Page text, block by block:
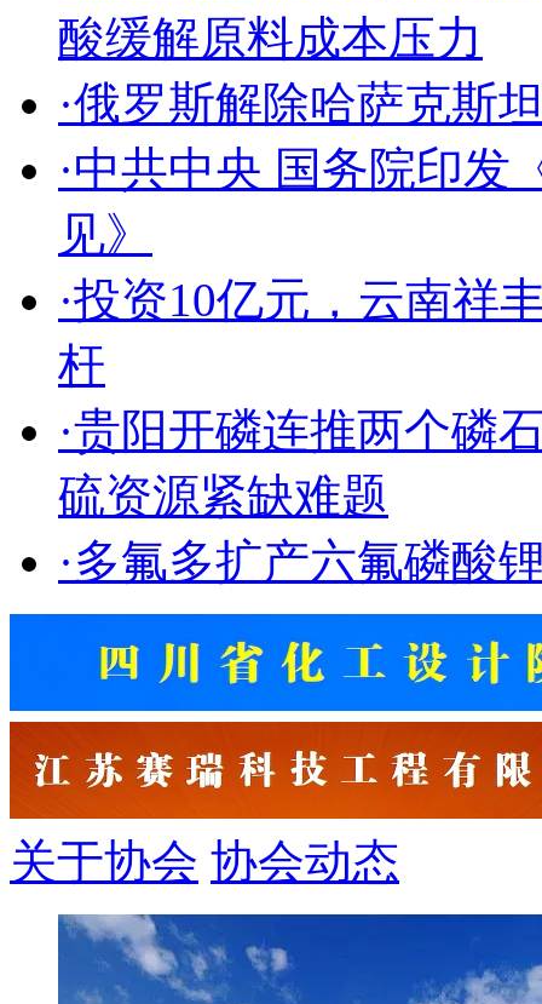
酸缓解原料成本压力
·俄罗斯解除哈萨克斯
·中共中央 国务院印发
见》
·投资10亿元，云南祥
杆
·贵阳开磷连推两个磷
硫资源紧缺难题
·多氟多扩产六氟磷酸
关于协会 协会动态